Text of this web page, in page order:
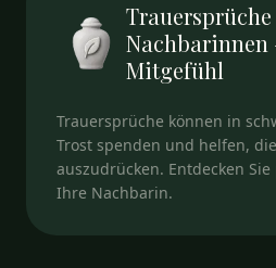
Nachbarinnen
Mitgefühl
Trauersprüche können in
Trost spenden und helfen,
auszudrücken. Entdecken
Ihre Nachbarin.